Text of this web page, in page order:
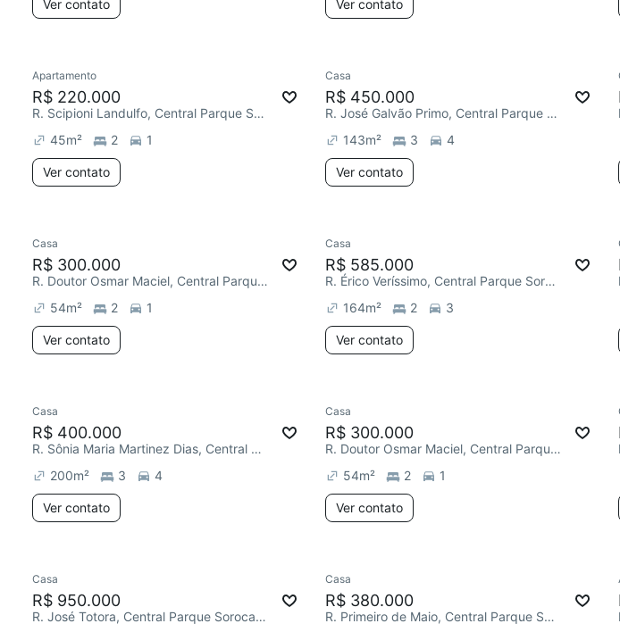
Ver contato Ver contato
Apartamento
R$ 220.000
R. Scipioni Landulfo, Central Parque Sorocaba
45m² 2 1
Ver contato
Casa
R$ 450.000
R. José Galvão Primo, Central Parque Sorocaba
143m² 3 4
Ver contato
Casa
R$ 300.000
R. Doutor Osmar Maciel, Central Parque Sorocaba
54m² 2 1
Ver contato
Casa
R$ 585.000
R. Érico Veríssimo, Central Parque Sorocaba
164m² 2 3
Ver contato
Casa
R$ 400.000
R. Sônia Maria Martinez Dias, Central Parque Sorocaba
200m² 3 4
Ver contato
Casa
R$ 300.000
R. Doutor Osmar Maciel, Central Parque Sorocaba
54m² 2 1
Ver contato
Casa
R$ 950.000
R. José Totora, Central Parque Sorocaba
Casa
R$ 380.000
R. Primeiro de Maio, Central Parque Sorocaba